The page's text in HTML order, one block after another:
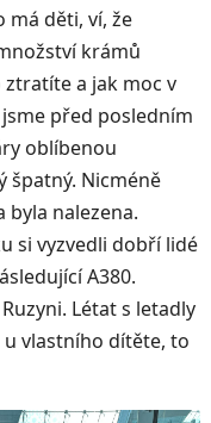
má děti, ví, že
krámů
ztratíte a jak moc v
před posledním
oblíbenou
špatný. Nicméně
byla nalezena.
si vyzvedli dobří lidé
A380.
Létat s letadly
vlastního dítěte, to